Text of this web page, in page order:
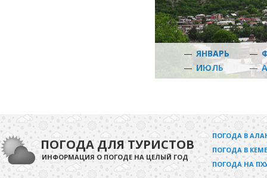
— ЯНВАРЬ —
— ИЮЛЬ —
ПОГОДА ДЛЯ ТУРИСТОВ
ИНФОРМАЦИЯ О ПОГОДЕ НА ЦЕЛЫЙ ГОД
ПОГОДА В
ПОГОДА В
ПОГОДА НА